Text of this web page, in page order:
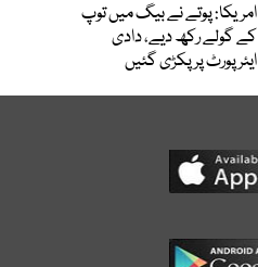
امریکا: پوتے نے بیگ میں توپ
کے گولے رکھ دیے، دادی
ایئرپورٹ پر پکڑی گئیں